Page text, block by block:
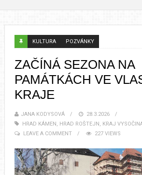
KULTURA POZVÁNKY
ZAČÍNÁ SEZONA NA
PAMÁTKÁCH VE
KRAJE
JANA KODYSOVÁ
28.3.2026
HRAD KÁMEN , HRAD ROŠTEJN , KRAJ
LEAVE A COMMENT
227 VIEWS